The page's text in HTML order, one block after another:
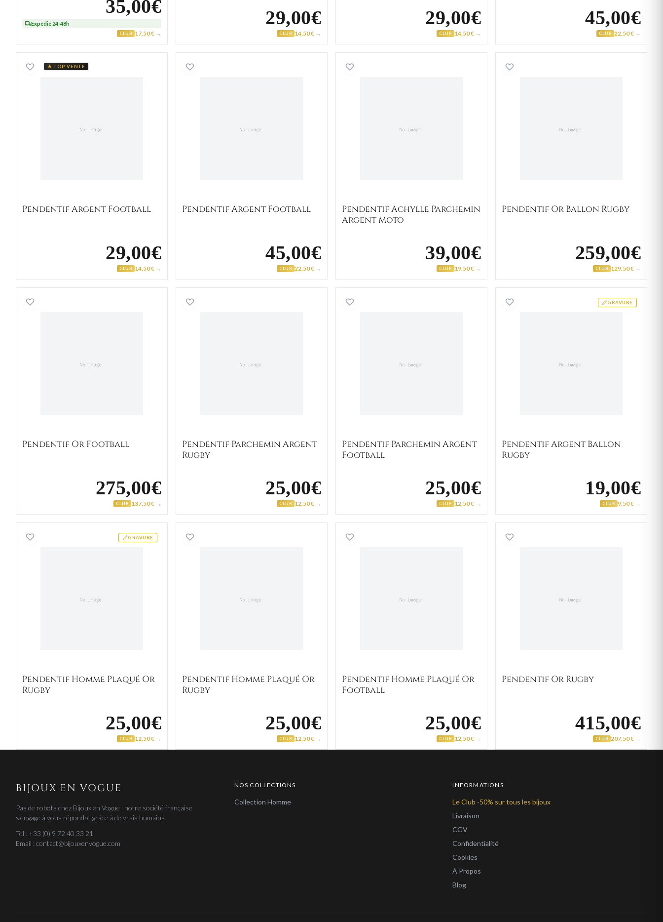
35,00€
Expédié 24-48h
CLUB 17,50 € →
29,00€
CLUB 14,50 € →
29,00€
CLUB 14,50 € →
45,00€
CLUB 22,50 € →
★ TOP VENTE
Pendentif Argent Football
29,00€
CLUB 14,50 € →
Pendentif Argent Football
45,00€
CLUB 22,50 € →
Pendentif Achylle Parchemin Argent Moto
Pendentif Achylle Parchemin
Argent Moto
39,00€
CLUB 19,50 € →
Pendentif Or Ballon Rugby
259,00€
CLUB 129,50 € →
Pendentif Or Football
275,00€
CLUB 137,50 € →
Pendentif Parchemin Argent Rugby
Pendentif Parchemin Argent
Rugby
25,00€
CLUB 12,50 € →
Pendentif Parchemin Argent Football
Pendentif Parchemin Argent
Football
25,00€
CLUB 12,50 € →
GRAVURE
Pendentif Argent Ballon
Pendentif Argent Ballon
Rugby
19,00€
CLUB 9,50 € →
GRAVURE
Pendentif Homme Plaqué Or Rugby
Pendentif Homme Plaqué Or
Rugby
25,00€
CLUB 12,50 € →
Pendentif Homme Plaqué Or Rugby
Pendentif Homme Plaqué Or
Rugby
25,00€
CLUB 12,50 € →
Pendentif Homme Plaqué Or Football
Pendentif Homme Plaqué Or
Football
25,00€
CLUB 12,50 € →
Pendentif Or Rugby
415,00€
CLUB 207,50 € →
BIJOUX EN VOGUE
Pas de robots chez Bijoux en Vogue : notre société française
s'engage à vous répondre grâce à de vrais humains.
Tel : +33 (0) 9 72 40 33 21
Email : contact@bijouxenvogue.com
NOS COLLECTIONS
Collection Homme
INFORMATIONS
Le Club -50% sur tous les bijoux
Livraison
CGV
Confidentialité
Cookies
À Propos
Blog